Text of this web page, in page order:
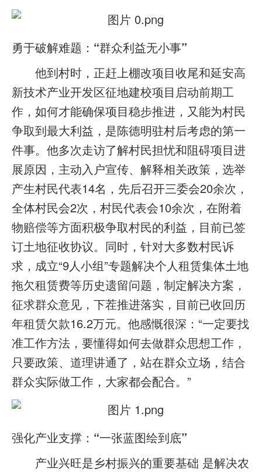
勇于破解难题：“群众利益无小事”
他到村时，正赶上棚改项目收尾和延安高
新技术产业开发区征地建校项目启动前期工
作，如何才能确保项目稳步推进，又能为村民
争取到最大利益，是陈德明驻村后考虑的第一
件事。他多次走访了解村民担忧和阻碍项目进
展原因，主动入户宣传、解释相关政策，选举
产生村民代表14名，先后召开三委会20余次，
全体村民会2次，村民代表会10余次，在附着
物赔偿等方面积极争取村民的利益，目前已签
订土地征收协议。同时，针对大多数村民诉
求，成立“9人小组”专题解决个人租赁集体土地
拖欠租赁费等历史遗留问题，制定解决方案，
征求群众意见，下茬推进落实，目前已收回历
年租赁欠款16.2万元。他感慨很深：“一定要找
准工作方法，要懂得如何去做群众思想工作，
只要政策、道理讲通了，站在群众立场，结合
群众实际做工作，大家都会配合。”
强化产业支撑：“一张蓝图绘到底”
产业兴旺是乡村振兴的重要基础 是解决农